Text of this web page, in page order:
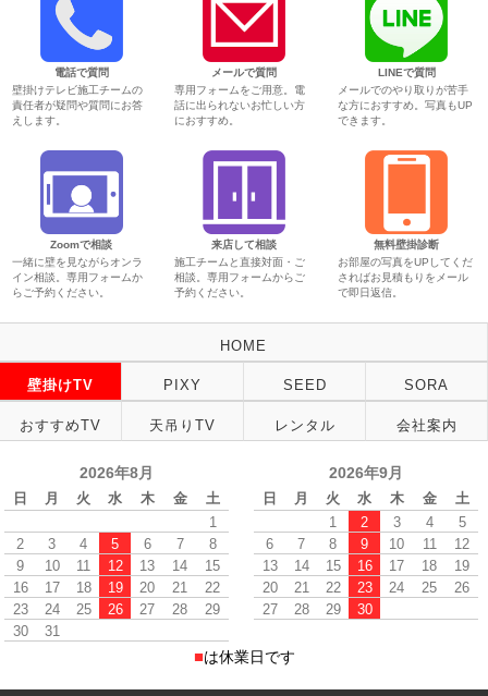
電話で質問
壁掛けテレビ施工チームの
責任者が疑問や質問にお答
えします。
メールで質問
専用フォームをご用意。電
話に出られないお忙しい方
におすすめ。
LINEで質問
メールでのやり取りが苦手
な方におすすめ。写真もUP
できます。
Zoomで相談
一緒に壁を見ながらオンラ
イン相談。専用フォームか
らご予約ください。
来店して相談
施工チームと直接対面・ご
相談。専用フォームからご
予約ください。
無料壁掛診断
お部屋の写真をUPしてくだ
さればお見積もりをメール
で即日返信。
HOME
壁掛けTV PIXY SEED SORA
おすすめTV 天吊りTV レンタル 会社案内
2026年8月
日 月 火 水 木 金
土
1
2
3 4 5 6 7
8
9
10 11 12 13 14
15
16
17 18 19 20 21
22
23
24 25 26 27 28
29
30
31
2026年9月
日 月 火 水 木 金
土
1
2 3 4
5
6
7 8 9 10 11
12
13
14 15 16 17 18
19
20
21 22 23 24 25
26
27
28 29 30
■は休業日です